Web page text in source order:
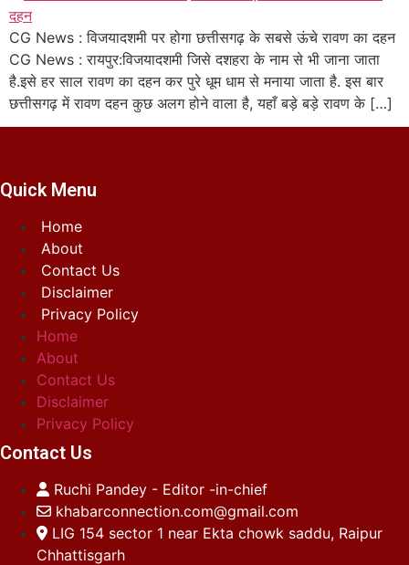
CG News : विजयादशमी पर होगा छत्तीसगढ़ के सबसे ऊंचे रावण का दहन
CG News : रायपुर:विजयादशमी जिसे दशहरा के नाम से भी जाना जाता
है.इसे हर साल रावण का दहन कर पुरे धूम धाम से मनाया जाता है. इस बार
छत्तीसगढ़ में रावण दहन कुछ अलग होने वाला है, यहाँ बड़े बड़े रावण के […]
Quick Menu
Home
About
Contact Us
Disclaimer
Privacy Policy
Home
About
Contact Us
Disclaimer
Privacy Policy
Contact Us
Ruchi Pandey - Editor -in-chief
khabarconnection.com@gmail.com
LIG 154 sector 1 near Ekta chowk saddu, Raipur
Chhattisgarh